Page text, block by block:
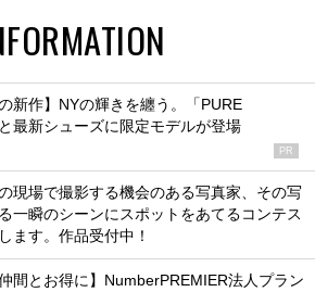
の新作】NYの輝きを纏う。「PURE
最新シューズに限定モデルが登場
PR
現場で撮影する機会のある写真家、その写
一瞬のシーンにスポットをあてるコンテス
ます。作品受付中！
仲間とお得に】NumberPREMIER法人プラン